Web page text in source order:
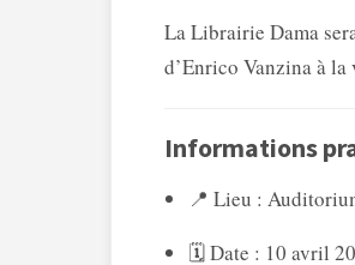
LaLibrairie Dama
d’Enrico Vanzina à la
Informations
📍 Lieu :
🗓️ Date : 10 avril